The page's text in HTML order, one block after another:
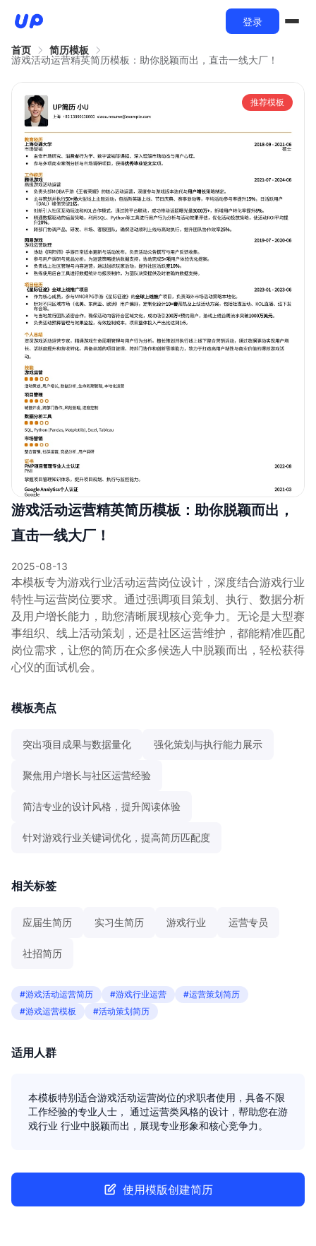
登录
首页
简历模板
游戏活动运营精英简历模板：助你脱颖而出，直击一线大厂！
推荐模板
游戏活动运营精英简历模板：助你脱颖而出，
直击一线大厂！
2025-08-13
本模板专为游戏行业活动运营岗位设计，深度结合游戏行业
特性与运营岗位要求。通过强调项目策划、执行、数据分析
及用户增长能力，助您清晰展现核心竞争力。无论是大型赛
事组织、线上活动策划，还是社区运营维护，都能精准匹配
岗位需求，让您的简历在众多候选人中脱颖而出，轻松获得
心仪的面试机会。
模板亮点
突出项目成果与数据量化 强化策划与执行能力展示
聚焦用户增长与社区运营经验
简洁专业的设计风格，提升阅读体验
针对游戏行业关键词优化，提高简历匹配度
相关标签
应届生简历 实习生简历 游戏行业 运营专员
社招简历
#游戏活动运营简历 #游戏行业运营
#运营策划简历
#游戏运营模板
#活动策划简历
适用人群
本模板特别适合游戏活动运营岗位的求职者使用，具备不限
工作经验的专业人士， 通过运营类风格的设计，帮助您在游
戏行业 行业中脱颖而出，展现专业形象和核心竞争力。
使用模版创建简历